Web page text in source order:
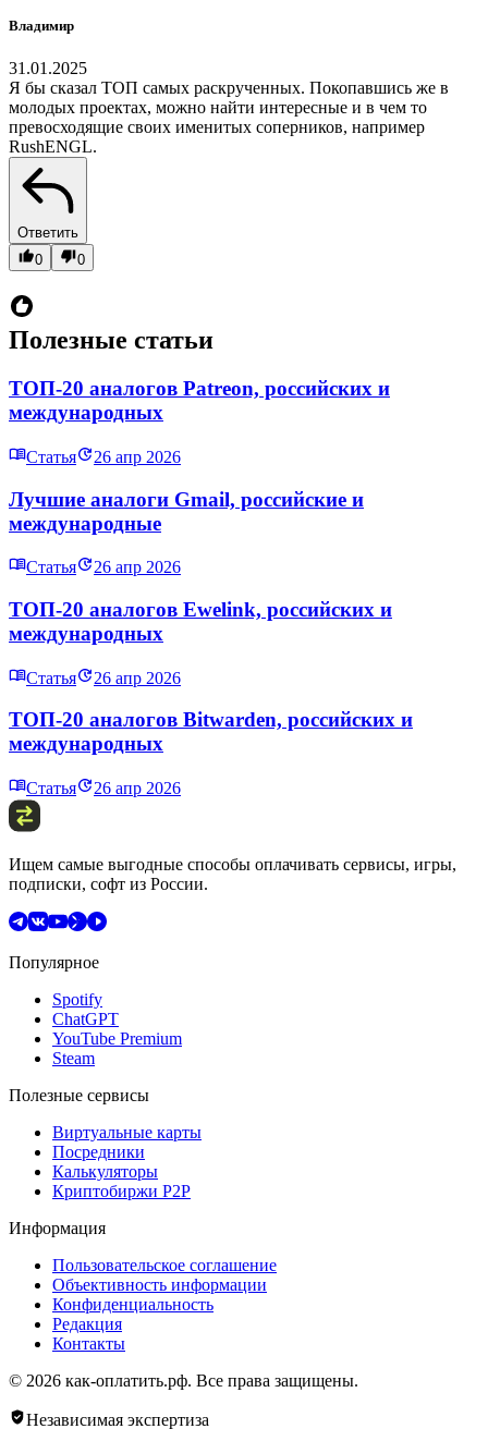
Владимир
31.01.2025
Я бы сказал ТОП самых раскрученных. Покопавшись же в
молодых проектах, можно найти интересные и в чем то
превосходящие своих именитых соперников, например
RushENGL.
Ответить
0
0
Полезные статьи
ТОП-20 аналогов Patreon, российских и
международных
Статья 26 апр 2026
Лучшие аналоги Gmail, российские и
международные
Статья 26 апр 2026
ТОП-20 аналогов Ewelink, российских и
международных
Статья 26 апр 2026
ТОП-20 аналогов Bitwarden, российских и
международных
Статья 26 апр 2026
Ищем самые выгодные способы оплачивать сервисы, игры,
подписки, софт из России.
Популярное
Spotify
ChatGPT
YouTube Premium
Steam
Полезные сервисы
Виртуальные карты
Посредники
Калькуляторы
Криптобиржи P2P
Информация
Пользовательское соглашение
Объективность информации
Конфиденциальность
Редакция
Контакты
© 2026 как-оплатить.рф. Все права защищены.
Независимая экспертиза